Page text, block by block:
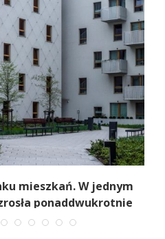
mieszkań. W jednym
ponaddwukrotnie